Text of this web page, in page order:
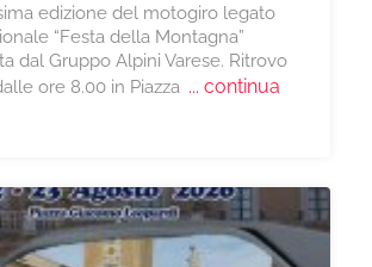
edizione del motogiro legato
“Festa della Montagna”
dal Gruppo Alpini Varese. Ritrovo
ore 8.00 in Piazza ... continua